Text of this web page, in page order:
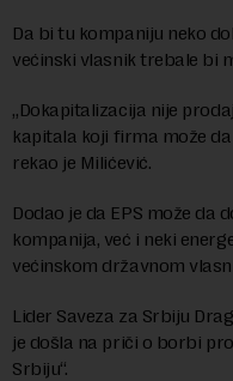
Da bi tu kompaniju neko
većinski vlasnik trebale bi
„Dokapitalizacija nije
kapitala koji firma može
rekao je Milićević.
Dodao je da EPS može da
kompanija, već i neki
većinskom državnom
Lider Saveza za Srbiju
je došla na priči o borbi
Srbiju“.